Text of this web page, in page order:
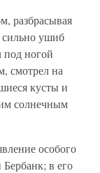
разбрасывая
ушиб
под ногой
смотрел на
кусты и
солнечным
особого
в его